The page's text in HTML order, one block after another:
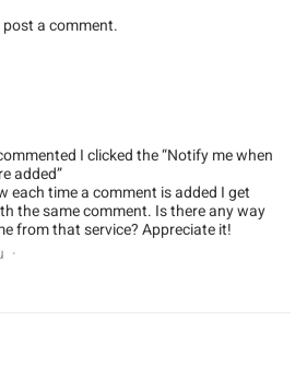
a comment.
I clicked the “Notify me when
added”
each time a comment is added I get
the same comment. Is there any way
from that service? Appreciate it!